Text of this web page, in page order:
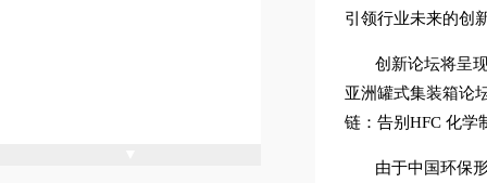
引领行业未来的创
创新论坛将呈
亚洲罐式集装箱论
链：告别HFC 化学
由于中国环保